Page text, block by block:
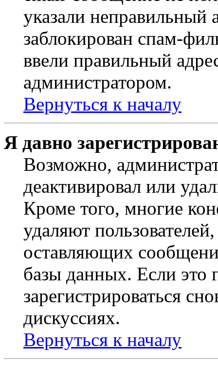
указали неправильный
заблокирован спам-
ввели правильный
администратором.
Вернуться к началу
Я давно
Возможно,
деактивировал или
Кроме того, многие
удаляют
оставляющих
базы данных. Если это
зарегистрироваться
дискуссиях.
Вернуться к началу